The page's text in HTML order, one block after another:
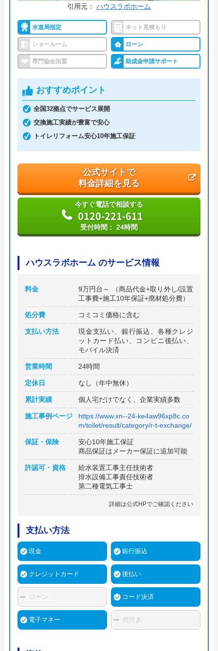
引用元： ハウスラボホーム
水道局指定 ネット見積もり
ショールーム ローン
専門協会加盟 助成金申請サポート
おすすめポイント
全国32拠点でサービス展開
交換施工実績が豊富で安心
トイレリフォーム安心10年施工保証
公式サイトで
料金詳細を見る
今すぐ電話で相談する
0120-221-611
受付時間： 24時間
ハウスラボホーム のサービス情報
料金
9万円台～ （商品代金+取り外し/設置
工事費+施工10年保証+廃材処分費）
処分費 コミコミ価格に含む
支払い方法
現金支払い、銀行振込、各種クレジ
ットカード払い、コンビニ後払い、
モバイル決済
営業時間 24時間
定休日 なし（年中無休）
累計実績 個人宅だけでなく、企業実績多数
施工事例ページ
https://www.xn--24-ke4aw96xp8c.co
m/toilet/result/category/r-t-exchange/
保証・保険
安心10年施工保証
商品保証はメーカー保証に追加可能
許認可・資格
給水装置工事主任技術者
排水設備工事責任技術者
第二種電気工事士
詳細は公式HPでご確認ください
支払い方法
現金 銀行振込
クレジットカード 後払い
ローン コード決済
電子マネー 代引き